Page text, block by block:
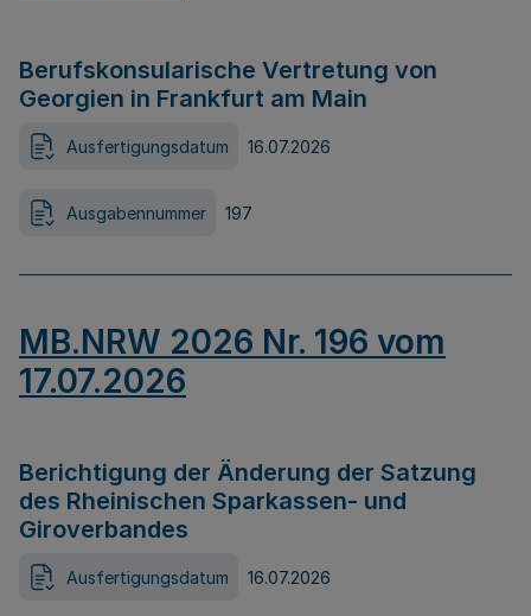
Berufskonsularische Vertretung von
Georgien in Frankfurt am Main
Ausfertigungsdatum 16.07.2026
Ausgabennummer 197
MB.NRW 2026 Nr. 196 vom
17.07.2026
Berichtigung der Änderung der Satzung
des Rheinischen Sparkassen- und
Giroverbandes
Ausfertigungsdatum 16.07.2026